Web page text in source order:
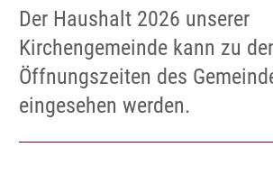
Der Haushalt 2026 unserer
Kirchengemeinde kann zu
Öffnungszeiten des
eingesehen werden.